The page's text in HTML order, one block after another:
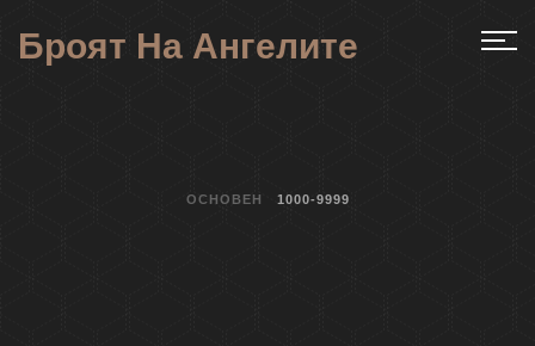
Броят На Ангелите
ОСНОВЕН 1000-9999